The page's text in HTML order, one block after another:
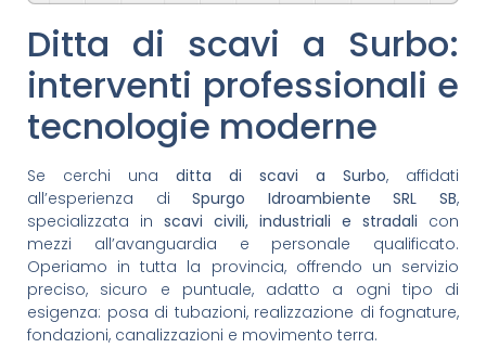
Ditta di scavi a Surbo:
interventi professionali e
tecnologie moderne
Se cerchi una ditta di scavi a Surbo, affidati
all’esperienza diSpurgo Idroambiente SRL SB,
specializzata in scavi civili, industriali e stradali con
mezzi all’avanguardia e personale qualificato.
Operiamo in tutta la provincia, offrendo un servizio
preciso, sicuro e puntuale, adatto a ogni tipo di
esigenza: posa di tubazioni, realizzazione di fognature,
fondazioni, canalizzazioni e movimento terra.